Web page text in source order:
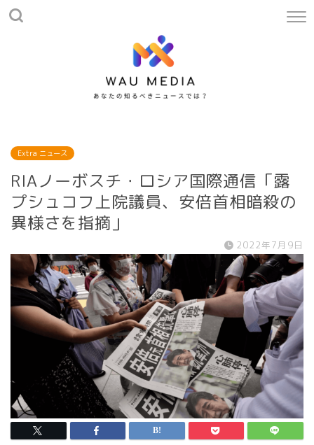
Extra ニュース
RIAノーボスチ・ロシア国際通信「露
プシュコフ上院議員、安倍首相暗殺の
異様さを指摘」
2022年7月9日